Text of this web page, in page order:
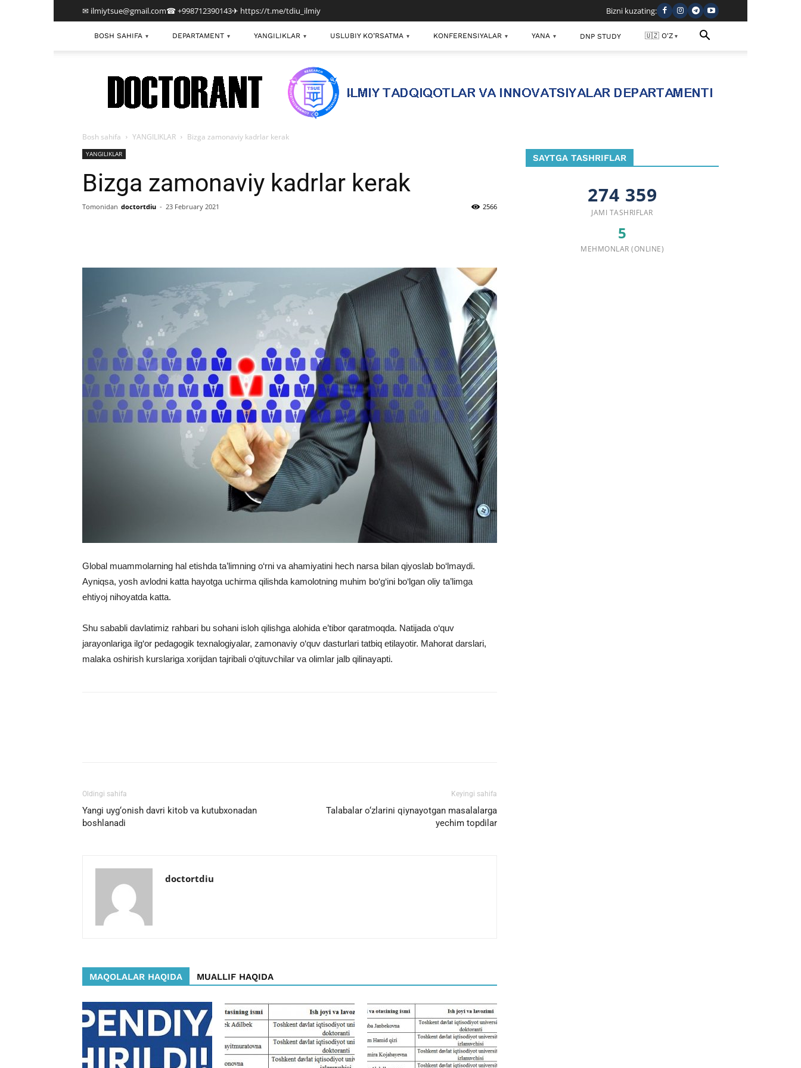
✉ ilmiytsue@gmail.com☎ +998712390143✈ https://t.me/tdiu_ilmiy Bizni kuzating:
BOSH SAHIFA ▾ DEPARTAMENT ▾ YANGILIKLAR ▾ USLUBIY KO’RSATMA ▾ KONFERENSIYALAR ▾ YANA ▾ DNP STUDY 🇺🇿 O'Z ▾
Bosh sahifa YANGILIKLAR Bizga zamonaviy kadrlar kerak
YANGILIKLAR
Bizga zamonaviy kadrlar kerak
Tomonidan doctortdiu - 23 February 2021 2566
Global muammolarning hal etishda ta’limning o‘rni va ahamiyatini hech narsa bilan qiyoslab bo‘lmaydi.
Ayniqsa, yosh avlodni katta hayotga uchirma qilishda kamolotning muhim bo‘g‘ini bo‘lgan oliy ta’limga
ehtiyoj nihoyatda katta.
Shu sababli davlatimiz rahbari bu sohani isloh qilishga alohida e’tibor qaratmoqda. Natijada o‘quv
jarayonlariga ilg‘or pedagogik texnalogiyalar, zamonaviy o‘quv dasturlari tatbiq etilayotir. Mahorat darslari,
malaka oshirish kurslariga xorijdan tajribali o‘qituvchilar va olimlar jalb qilinayapti.
Oldingi sahifa
Yangi uyg‘onish davri kitob va kutubxonadan
boshlanadi
Keyingi sahifa
Talabalar o‘zlarini qiynayotgan masalalarga
yechim topdilar
doctortdiu
MAQOLALAR HAQIDA MUALLIF HAQIDA
SAYTGA TASHRIFLAR
274 359
JAMI TASHRIFLAR
5
MEHMONLAR (ONLINE)